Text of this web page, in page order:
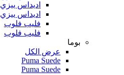
اديداس ييزي 450
اديداس ييزي 450
فليب فلوب
فليب فلوب
بوما
عرض الكل
Puma Suede
Puma Suede